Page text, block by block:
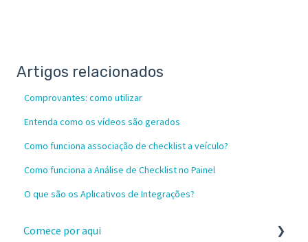
Artigos relacionados
Comprovantes: como utilizar
Entenda como os vídeos são gerados
Como funciona associação de checklist a veículo?
Como funciona a Análise de Checklist no Painel
O que são os Aplicativos de Integrações?
Comece por aqui